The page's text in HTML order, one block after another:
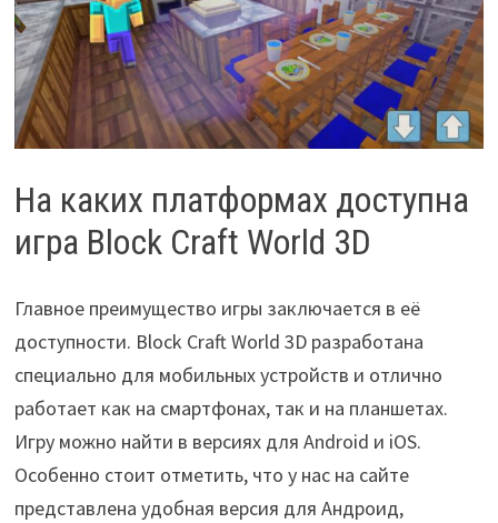
На каких платформах доступна
игра Block Craft World 3D
Главное преимущество игры заключается в её
доступности. Block Craft World 3D разработана
специально для мобильных устройств и отлично
работает как на смартфонах, так и на планшетах.
Игру можно найти в версиях для Android и iOS.
Особенно стоит отметить, что у нас на сайте
представлена удобная версия для Андроид,